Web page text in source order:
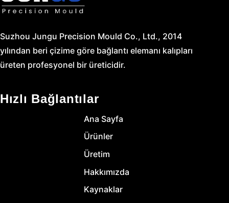
Suzhou Jungu Precision Mould Co., Ltd., 2014
yılından beri çizime göre bağlantı elemanı kalıpları
üreten profesyonel bir üreticidir.
Hızlı Bağlantılar
Ana Sayfa
Ürünler
Üretim
Hakkımızda
Kaynaklar